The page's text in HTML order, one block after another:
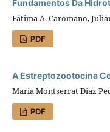
Fundamentos Da
Fátima A. Caromano,
PDF
A Estreptozootocina
Maria Montserrat Diaz
PDF